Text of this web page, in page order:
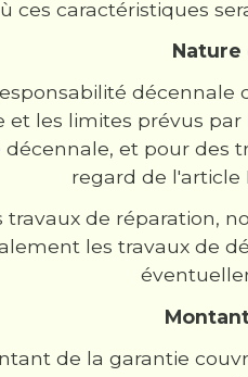
ces caractéristiques
Nature
décennale
les limites prévus par
et pour des
regard de l'article
travaux de réparation,
les travaux de
de la garantie